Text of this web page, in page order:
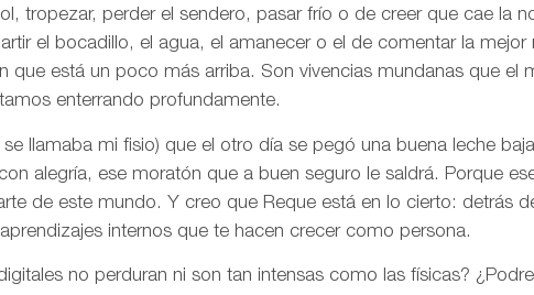
tropezar, perder el sendero, pasar frío o de creer que cae la
el bocadillo, el agua, el amanecer o el de comentar la mejor
que está un poco más arriba. Son vivencias mundanas que el
enterrando profundamente.
llamaba mi fisio) que el otro día se pegó una buena leche
alegría, ese moratón que a buen seguro le saldrá. Porque
de este mundo. Y creo que Reque está en lo cierto: detrás
internos que te hacen crecer como persona.
no perduran ni son tan intensas como las físicas?